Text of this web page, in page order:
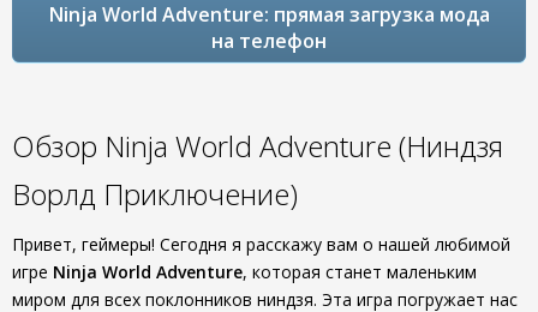
Ninja World Adventure: прямая загрузка мода
на телефон
Обзор Ninja World Adventure (Ниндзя
Ворлд Приключение)
Привет, геймеры! Сегодня я расскажу вам о нашей любимой
игре Ninja World Adventure, которая станет маленьким
миром для всех поклонников ниндзя. Эта игра погружает нас